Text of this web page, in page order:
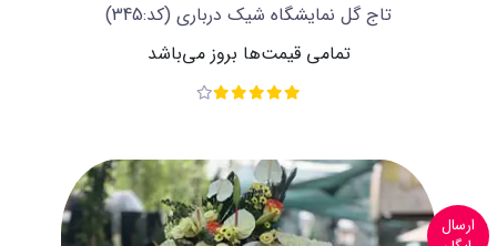
تاج گل نمایشگاه شیک درباری (کد:345)
تمامی قیمت‌ها بروز می‌باشد
ارسال